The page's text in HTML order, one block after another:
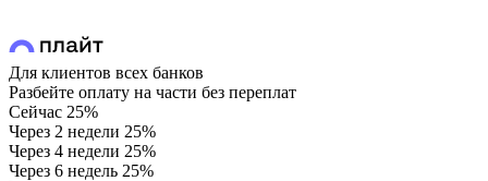
Для клиентов всех банков
Разбейте оплату на части без переплат
Сейчас 25%
Через 2 недели 25%
Через 4 недели 25%
Через 6 недель 25%